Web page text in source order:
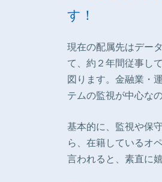
す！
現在の配属先はデー
て、約２年間従事し
図ります。金融業・
テムの監視が中心な
基本的に、監視や保
ら、在籍しているオ
言われると、素直に